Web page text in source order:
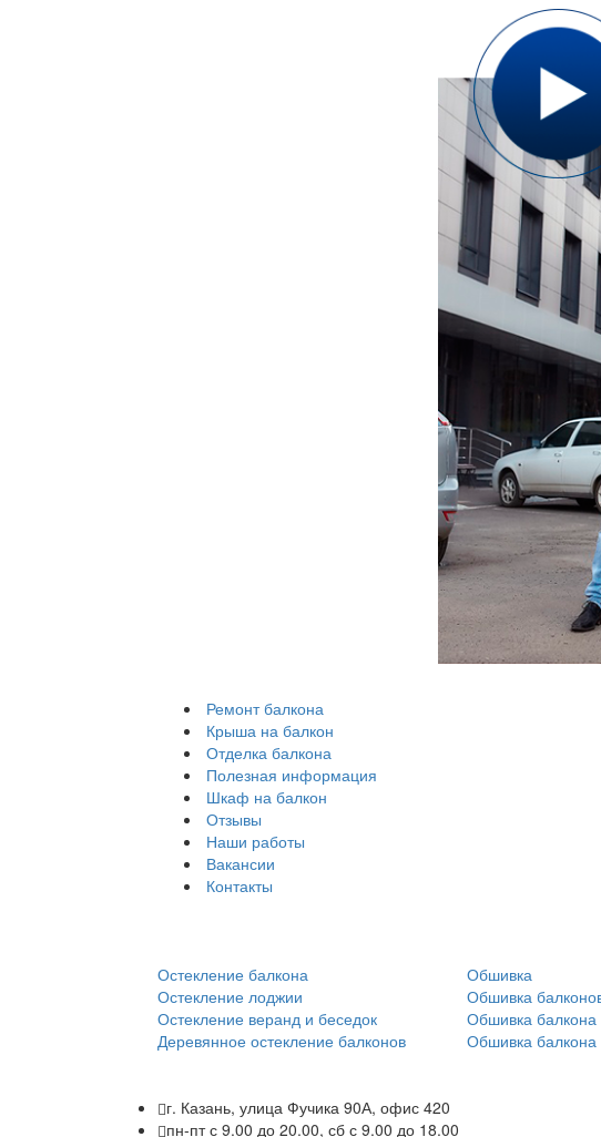
Ремонт балкона
Крыша на балкон
Отделка балкона
Полезная информация
Шкаф на балкон
Отзывы
Наши работы
Вакансии
Контакты
Остекление балкона
Остекление лоджии
Остекление веранд и беседок
Деревянное остекление балконов
Обшивка
Обшивка
Обшивка балкона
Обшивка
г. Казань, улица Фучика 90А, офис 420
пн-пт с 9.00 до 20.00, сб с 9.00 до 18.00